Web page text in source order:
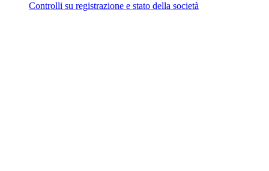
Controlli su registrazione e stato della società